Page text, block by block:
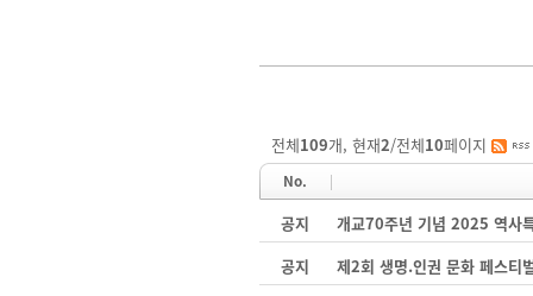
전체109개, 현재2/전체10페이지
No.
공지
개교70주년 기념 2025 역사
공지
제2회 생명.인권 문화 페스티